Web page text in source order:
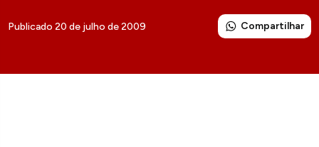
Publicado 20 de julho de 2009 Compartilhar